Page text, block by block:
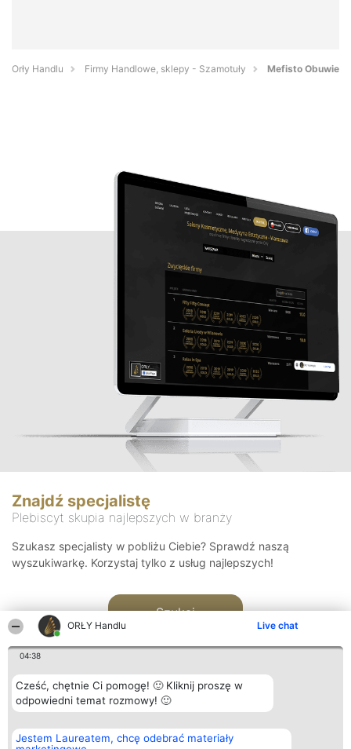
ORŁY Handlu Live chat
04:38
Cześć, chętnie Ci pomogę! 🙂 Kliknij proszę w
odpowiedni temat rozmowy! 🙂
Jestem Laureatem, chcę odebrać materiały
Orły Handlu Firmy Handlowe, sklepy - Szamotuły Mefisto Obuwie
Znajdź specjalistę
Plebiscyt skupia najlepszych w branży
Szukasz specjalisty w pobliżu Ciebie? Sprawdź naszą
wyszukiwarkę. Korzystaj tylko z usług najlepszych!
Szukaj
Organizator plebiscytu
Bright Side Solutions sp. z o.
Plebiscyt
Laureaci
Kontakt
Kontakt